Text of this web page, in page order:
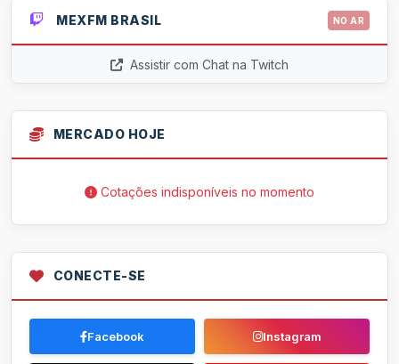
MEXFM BRASIL NO AR
Assistir com Chat na Twitch
MERCADO HOJE
Cotações indisponíveis no momento
CONECTE-SE
Facebook Instagram